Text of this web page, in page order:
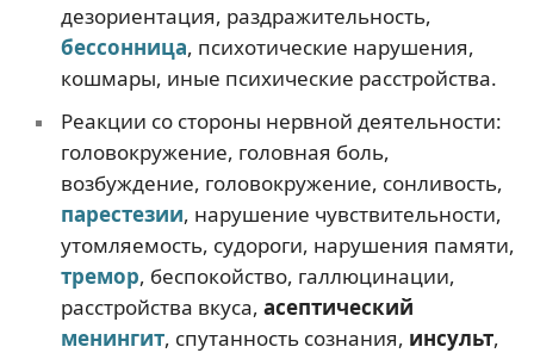
дезориентация, раздражительность,
бессонница, психотические нарушения,
кошмары, иные психические расстройства.
Реакции со стороны нервной деятельности:
головокружение, головная боль,
возбуждение, головокружение, сонливость,
парестезии, нарушение чувствительности,
утомляемость, судороги, нарушения памяти,
тремор, беспокойство, галлюцинации,
расстройства вкуса, асептический
менингит, спутанность сознания, инсульт,